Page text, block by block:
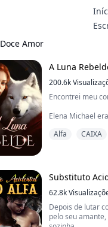
Doce Amor
A Luna
200.6k
Encontrei meu
Elena Michael
possuía o gene
Tudo mudou
vizinha enquanto
Alfa CAIXA
Substituto
62.8k
Depois de lutar
pelo seu